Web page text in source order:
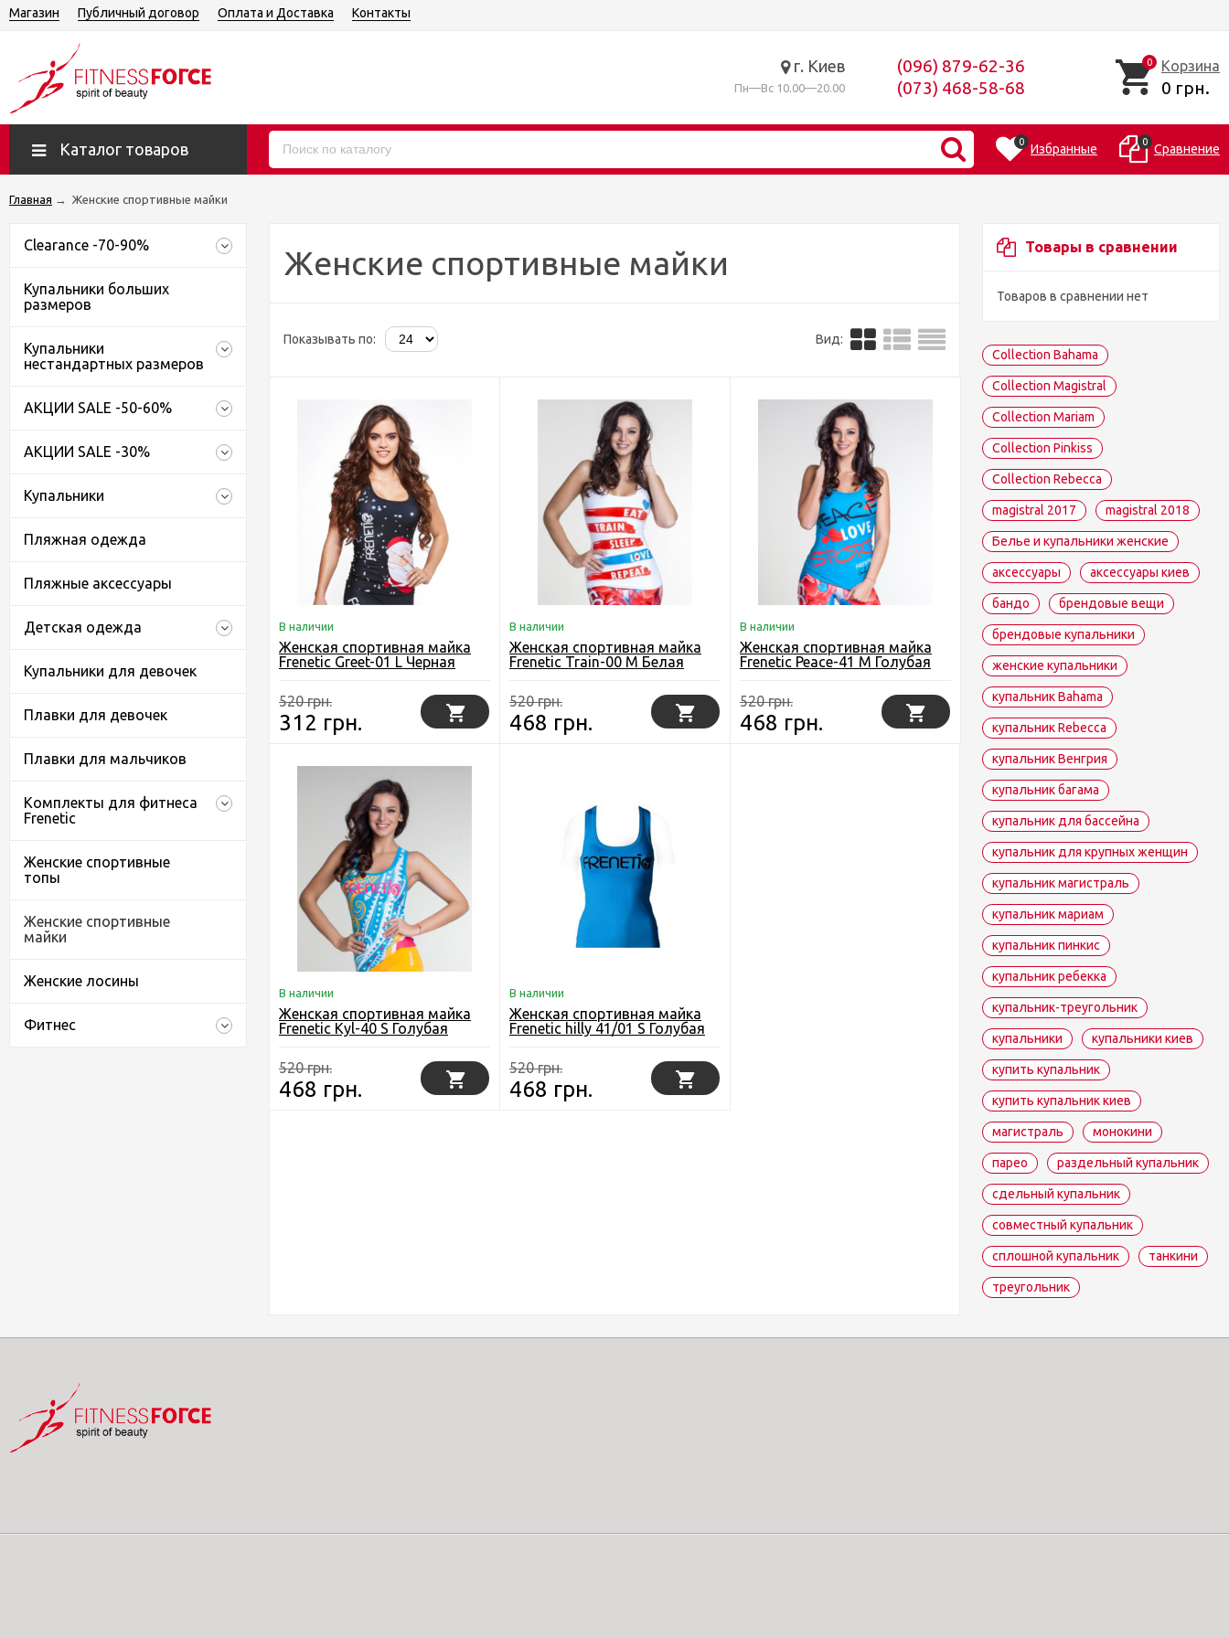
Магазин Публичный договор Оплата и Доставка Контакты
г. Киев
Пн—Вс 10.00—20.00
(096) 879-62-36
(073) 468-58-68
0 Корзина
0 грн.
Каталог товаров 0 Избранные 0 Сравнение
Главная → Женские спортивные майки
Товары в сравнении
Товаров в сравнении нет
Collection Bahama
Collection Magistral
Collection Mariam
Collection Pinkiss
Collection Rebecca
magistral 2017 magistral 2018
Белье и купальники женские
аксессуары аксессуары киев
бандо брендовые вещи
брендовые купальники
женские купальники
купальник Bahama
купальник Rebecca
купальник Венгрия
купальник багама
купальник для бассейна
купальник для крупных женщин
купальник магистраль
купальник мариам
купальник пинкис
купальник ребекка
купальник-треугольник
купальники купальники киев
купить купальник
купить купальник киев
магистраль монокини
парео раздельный купальник
сдельный купальник
совместный купальник
сплошной купальник танкини
треугольник
Clearance -70-90%
Купальники больших
размеров
Купальники
нестандартных размеров
АКЦИИ SALE -50-60%
АКЦИИ SALE -30%
Купальники
Пляжная одежда
Пляжные аксессуары
Детская одежда
Купальники для девочек
Плавки для девочек
Плавки для мальчиков
Комплекты для фитнеса
Frenetic
Женские спортивные
топы
Женские спортивные
майки
Женские лосины
Фитнес
Женские спортивные майки
Показывать по: Вид:
В наличии
Женская спортивная майка
Frenetic Greet-01 L Черная
520 грн.
312 грн.
В наличии
Женская спортивная майка
Frenetic Train-00 M Белая
520 грн.
468 грн.
В наличии
Женская спортивная майка
Frenetic Peace-41 M Голубая
520 грн.
468 грн.
В наличии
Женская спортивная майка
Frenetic Kyl-40 S Голубая
520 грн.
468 грн.
В наличии
Женская спортивная майка
Frenetic hilly 41/01 S Голубая
520 грн.
468 грн.